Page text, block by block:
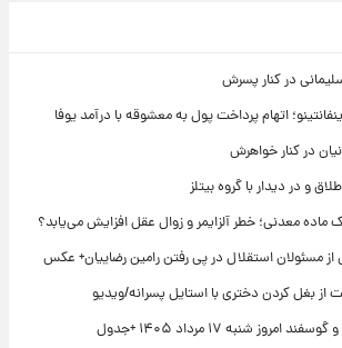
در کنار پسرش
اتهام پرداخت پول به معشوقه با درآمد یوفا
در کنار خواهرش
و در دیدار با گروه بیتلز
ماده معدنی؛ خطر آلزایمر و زوال عقل افزایش می‌یابد؟
از مسئولان استقلال در پی رفتن رامین رضاییان+ عکس
بغل کردن دختری با استایل پسرانه/ویدیو
شنبه ۱۷ مرداد ۱۴۰۵ +جدول